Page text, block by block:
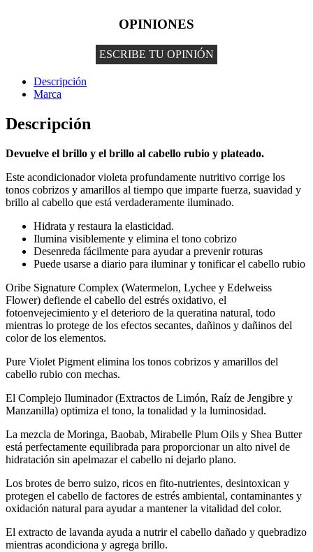
OPINIONES
ESCRIBE TU OPINIÓN
Descripción
Marca
Descripción
Devuelve el brillo y el brillo al cabello rubio y plateado.
Este acondicionador violeta profundamente nutritivo corrige los
tonos cobrizos y amarillos al tiempo que imparte fuerza, suavidad y
brillo al cabello que está verdaderamente iluminado.
Hidrata y restaura la elasticidad.
Ilumina visiblemente y elimina el tono cobrizo
Desenreda fácilmente para ayudar a prevenir roturas
Puede usarse a diario para iluminar y tonificar el cabello rubio
Oribe Signature Complex (Watermelon, Lychee y Edelweiss
Flower) defiende el cabello del estrés oxidativo, el
fotoenvejecimiento y el deterioro de la queratina natural, todo
mientras lo protege de los efectos secantes, dañinos y dañinos del
color de los elementos.
Pure Violet Pigment elimina los tonos cobrizos y amarillos del
cabello rubio con mechas.
El Complejo Iluminador (Extractos de Limón, Raíz de Jengibre y
Manzanilla) optimiza el tono, la tonalidad y la luminosidad.
La mezcla de Moringa, Baobab, Mirabelle Plum Oils y Shea Butter
está perfectamente equilibrada para proporcionar un alto nivel de
hidratación sin apelmazar el cabello ni dejarlo plano.
Los brotes de berro suizo, ricos en fito-nutrientes, desintoxican y
protegen el cabello de factores de estrés ambiental, contaminantes y
oxidación natural para ayudar a mantener la vitalidad del color.
El extracto de lavanda ayuda a nutrir el cabello dañado y quebradizo
mientras acondiciona y agrega brillo.